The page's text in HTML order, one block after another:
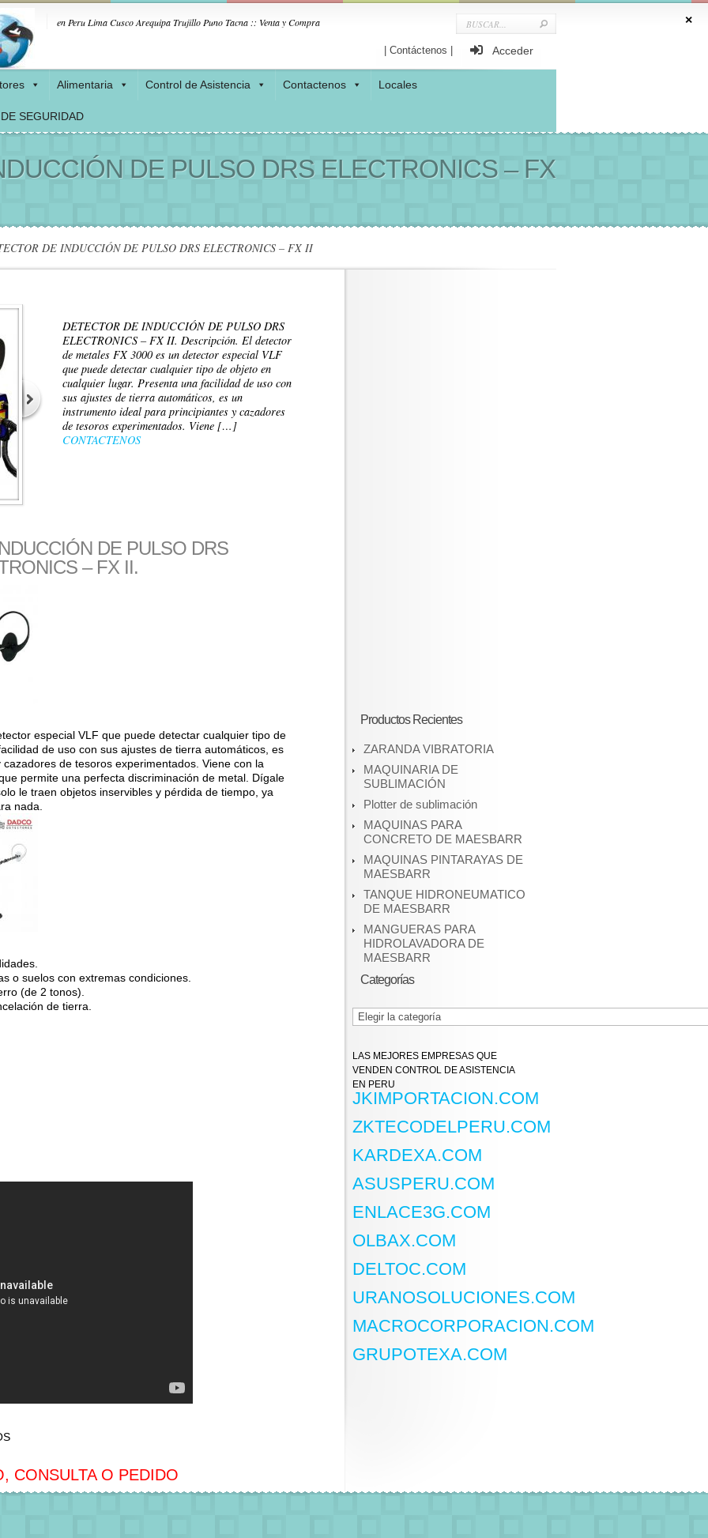
en Peru Lima Cusco Arequipa Trujillo Puno Tacna :: Venta y Compra
| Contáctenos | Acceder
Alimentaria Control de Asistencia Contactenos Locales
SEGURIDAD
DE PULSO DRS ELECTRONICS – FX
DE INDUCCIÓN DE PULSO DRS ELECTRONICS – FX II
DETECTOR DE INDUCCIÓN DE PULSO DRS
ELECTRONICS – FX II. Descripción. El detector
de metales FX 3000 es un detector especial VLF
que puede detectar cualquier tipo de objeto en
cualquier lugar. Presenta una facilidad de uso con
sus ajustes de tierra automáticos, es un
instrumento ideal para principiantes y cazadores
de tesoros experimentados. Viene […]
CONTACTENOS
DE PULSO DRS
– FX II.
especial VLF que puede detectar cualquier tipo de
de uso con sus ajustes de tierra automáticos, es
de tesoros experimentados. Viene con la
permite una perfecta discriminación de metal. Dígale
le traen objetos inservibles y pérdida de tiempo, ya
nada.
o suelos con extremas condiciones.
(de 2 tonos).
de tierra.
CONSULTA O PEDIDO
Productos Recientes
ZARANDA VIBRATORIA
MAQUINARIA DE
SUBLIMACIÓN
Plotter de sublimación
MAQUINAS PARA
CONCRETO DE MAESBARR
MAQUINAS PINTARAYAS DE
MAESBARR
TANQUE HIDRONEUMATICO
DE MAESBARR
MANGUERAS PARA
HIDROLAVADORA DE
MAESBARR
Categorías
Categorías
LAS MEJORES EMPRESAS QUE
VENDEN CONTROL DE ASISTENCIA
EN PERU
JKIMPORTACION.COM
ZKTECODELPERU.COM
KARDEXA.COM
ASUSPERU.COM
ENLACE3G.COM
OLBAX.COM
DELTOC.COM
URANOSOLUCIONES.COM
MACROCORPORACION.COM
GRUPOTEXA.COM